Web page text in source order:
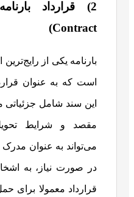
Contract)
بارنامه یکی از
است که به‌ عنوان
این سند شامل جزئیاتی
مقصد و شرایط
می‌تواند به‌ عنوان
در صورت نیاز، به
قرارداد معمولا برای